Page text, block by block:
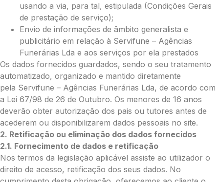
Mensagem a constar no cartão
Pedidos/Informações adicionais
Total:
0.00
€
Enviar Flores (Paypal)
usando a via, para tal, estipulada (Condições Gerais
de prestação de serviço);
Envio de informações de âmbito generalista e
publicitário em relação à Servifune – Agências
Funerárias Lda e aos serviços por ela prestados
Os dados fornecidos guardados, sendo o seu tratamento
automatizado, organizado e mantido diretamente
pela Servifune – Agências Funerárias Lda, de acordo com
a Lei 67/98 de 26 de Outubro. Os menores de 16 anos
deverão obter autorização dos pais ou tutores antes de
acederem ou disponibilizarem dados pessoais no site.
2. Retificação ou eliminação dos dados fornecidos
2.1. Fornecimento de dados e retificação
Nos termos da legislação aplicável assiste ao utilizador o
direito de acesso, retificação dos seus dados. No